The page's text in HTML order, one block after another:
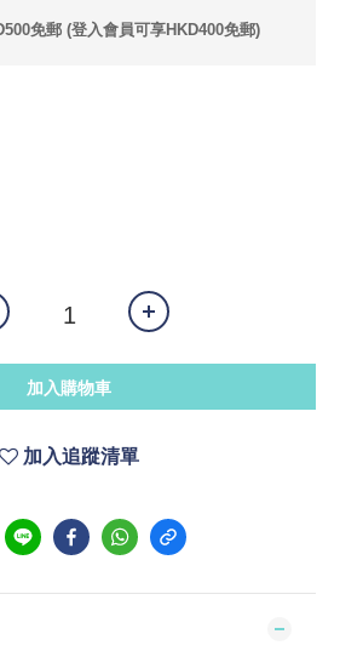
免郵 (登入會員可享HKD400免郵)
加入購物車
加入追蹤清單